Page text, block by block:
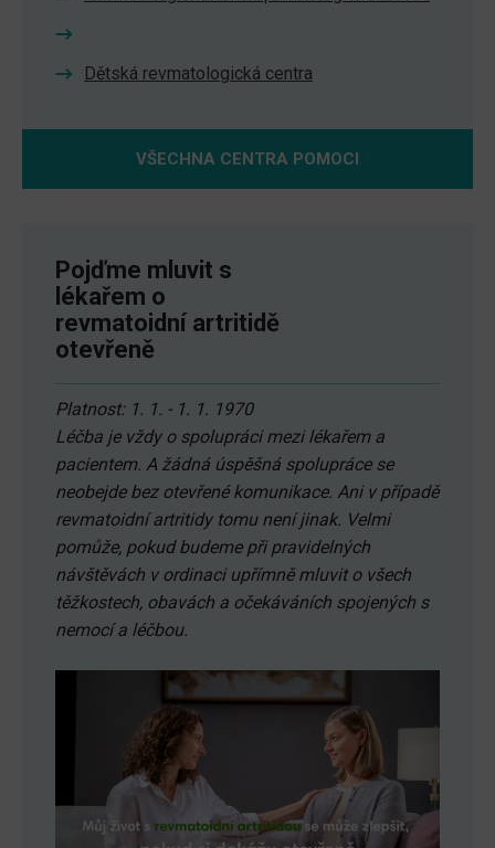
Dětská revmatologická centra
VŠECHNA CENTRA POMOCI
Pojďme mluvit s
lékařem o
revmatoidní artritidě
otevřeně
Platnost: 1. 1. - 1. 1. 1970
Léčba je vždy o spolupráci mezi lékařem a
pacientem. A žádná úspěšná spolupráce se
neobejde bez otevřené komunikace. Ani v případě
revmatoidní artritidy tomu není jinak. Velmi
pomůže, pokud budeme při pravidelných
návštěvách v ordinaci upřímně mluvit o všech
těžkostech, obavách a očekáváních spojených s
nemocí a léčbou.